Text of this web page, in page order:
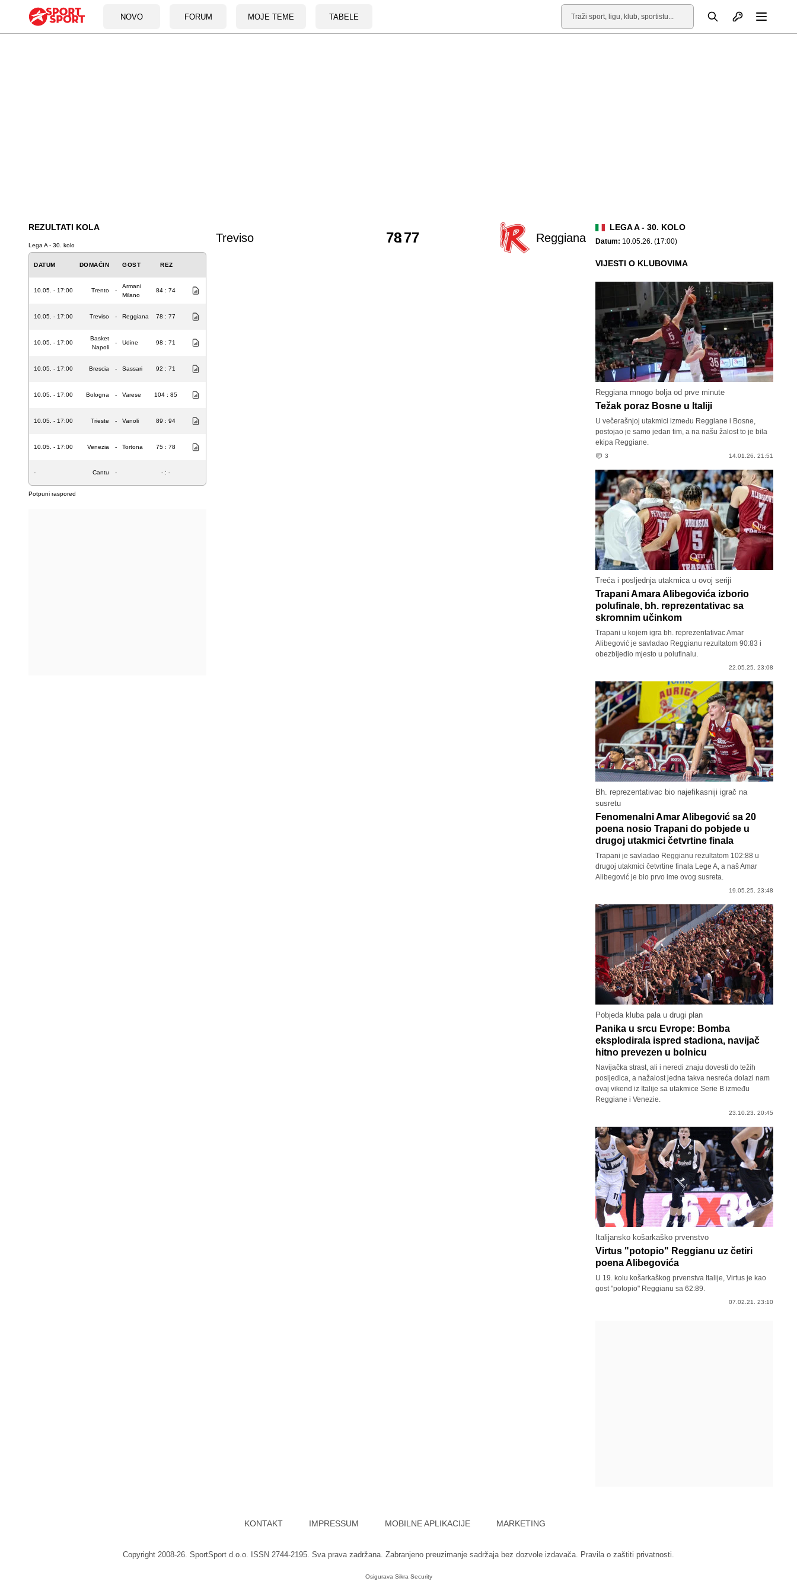
NOVO FORUM MOJE TEME TABELE
Pretraga Otvori profil
REZULTATI KOLA
Lega A - 30. kolo
DATUM DOMAĆIN GOST REZ
10.05. - 17:00 Trento -
Armani
Milano
84 : 74
10.05. - 17:00 Treviso - Reggiana 78 : 77
10.05. - 17:00
Basket
Napoli
- Udine 98 : 71
10.05. - 17:00 Brescia - Sassari 92 : 71
10.05. - 17:00 Bologna - Varese 104 : 85
10.05. - 17:00 Trieste - Vanoli 89 : 94
10.05. - 17:00 Venezia - Tortona 75 : 78
- Cantu - - : -
Potpuni raspored
Treviso Reggiana
78
:77
LEGA A - 30. KOLO
Datum: 10.05.26. (17:00)
VIJESTI O KLUBOVIMA
Reggiana mnogo bolja od prve minute
Težak poraz Bosne u Italiji
U večerašnjoj utakmici između Reggiane i Bosne,
postojao je samo jedan tim, a na našu žalost to je bila
ekipa Reggiane.
3 14.01.26. 21:51
Treća i posljednja utakmica u ovoj seriji
Trapani Amara Alibegovića izborio
polufinale, bh. reprezentativac sa
skromnim učinkom
Trapani u kojem igra bh. reprezentativac Amar
Alibegović je savladao Reggianu rezultatom 90:83 i
obezbijedio mjesto u polufinalu.
22.05.25. 23:08
Bh. reprezentativac bio najefikasniji igrač na
susretu
Fenomenalni Amar Alibegović sa 20
poena nosio Trapani do pobjede u
drugoj utakmici četvrtine finala
Trapani je savladao Reggianu rezultatom 102:88 u
drugoj utakmici četvrtine finala Lege A, a naš Amar
Alibegović je bio prvo ime ovog susreta.
19.05.25. 23:48
Pobjeda kluba pala u drugi plan
Panika u srcu Evrope: Bomba
eksplodirala ispred stadiona, navijač
hitno prevezen u bolnicu
Navijačka strast, ali i neredi znaju dovesti do težih
posljedica, a nažalost jedna takva nesreća dolazi nam
ovaj vikend iz Italije sa utakmice Serie B između
Reggiane i Venezie.
23.10.23. 20:45
Italijansko košarkaško prvenstvo
Virtus "potopio" Reggianu uz četiri
poena Alibegovića
U 19. kolu košarkaškog prvenstva Italije, Virtus je kao
gost "potopio" Reggianu sa 62:89.
07.02.21. 23:10
KONTAKT IMPRESSUM MOBILNE APLIKACIJE MARKETING
Copyright 2008-26. SportSport d.o.o. ISSN 2744-2195. Sva prava zadržana. Zabranjeno preuzimanje sadržaja bez dozvole izdavača. Pravila o zaštiti privatnosti.
Osigurava Sikra Security